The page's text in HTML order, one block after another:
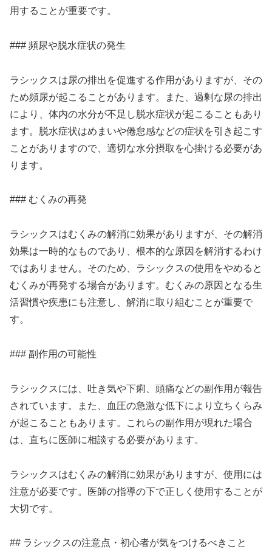
用することが重要です。
### 頻尿や脱水症状の発生
ラシックスは尿の排出を促進する作用がありますが、その
ため頻尿が起こることがあります。また、過剰な尿の排出
により、体内の水分が不足し脱水症状が起こることもあり
ます。脱水症状はめまいや倦怠感などの症状を引き起こす
ことがありますので、適切な水分摂取を心掛ける必要があ
ります。
### むくみの再発
ラシックスはむくみの解消に効果がありますが、その解消
効果は一時的なものであり、根本的な原因を解消するわけ
ではありません。そのため、ラシックスの使用をやめると
むくみが再発する場合があります。むくみの原因となる生
活習慣や疾患にも注意し、解消に取り組むことが重要で
す。
### 副作用の可能性
ラシックスには、吐き気や下痢、頭痛などの副作用が報告
されています。また、血圧の急激な低下により立ちくらみ
が起こることもあります。これらの副作用が現れた場合
は、直ちに医師に相談する必要があります。
ラシックスはむくみの解消に効果がありますが、使用には
注意が必要です。医師の指導の下で正しく使用することが
大切です。
## ラシックスの注意点・初心者が気をつけるべきこと